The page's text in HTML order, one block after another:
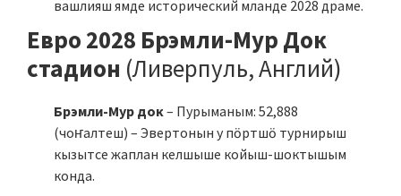
вашлияш ямде исторический мланде 2028 драме.
Евро 2028 Брэмли-Мур Док
стадион (Ливерпуль, Англий)
Брэмли-Мур док– Пурыманым: 52,888
(чоҥалтеш) – Эвертонын у пӧртшӧ турнирыш
кызытсе жаплан келшыше койыш-шоктышым
конда.